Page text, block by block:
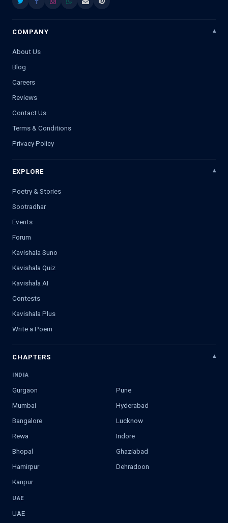
COMPANY
About Us
Blog
Careers
Reviews
Contact Us
Terms & Conditions
Privacy Policy
EXPLORE
Poetry & Stories
Sootradhar
Events
Forum
Kavishala Suno
Kavishala Quiz
Kavishala AI
Contests
Kavishala Plus
Write a Poem
CHAPTERS
INDIA
Gurgaon
Pune
Mumbai
Hyderabad
Bangalore
Lucknow
Rewa
Indore
Bhopal
Ghaziabad
Hamirpur
Dehradoon
Kanpur
UAE
UAE